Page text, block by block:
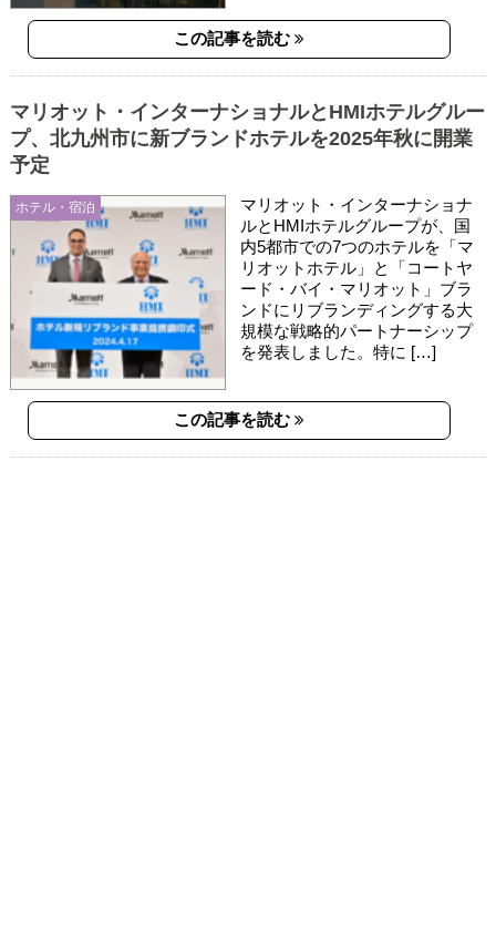
この記事を読む
ホテル・宿泊
マリオット・インターナショナルとHMIホテルグルー
プ、北九州市に新ブランドホテルを2025年秋に開業
予定
マリオット・インターナショナ
ルとHMIホテルグループが、国
内5都市での7つのホテルを「マ
リオットホテル」と「コートヤ
ード・バイ・マリオット」ブラ
ンドにリブランディングする大
規模な戦略的パートナーシップ
を発表しました。特に […]
この記事を読む